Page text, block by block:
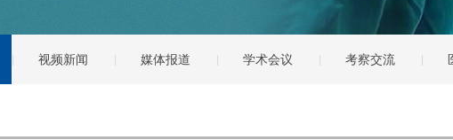
视频新闻 媒体报道 学术会议 考察交流